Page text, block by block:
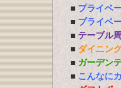
■ プライベ
■ プライベ
■ テーブル
■ ダイニン
■ ガーデン
■ こんなに